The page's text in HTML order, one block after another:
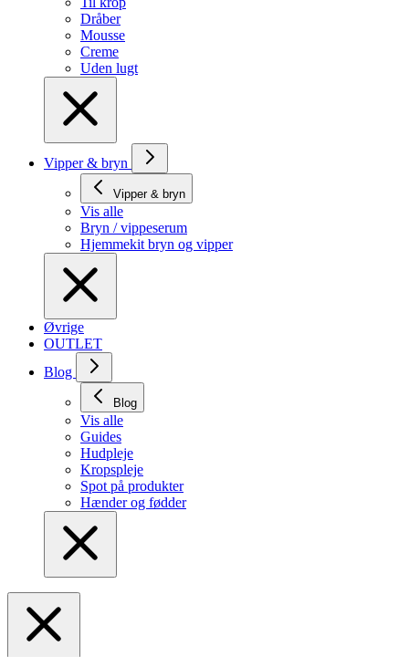
Dråber
Mousse
Creme
Uden lugt
Vipper & bryn
Vipper & bryn
Vis alle
Bryn / vippeserum
Hjemmekit bryn og vipper
Øvrige
OUTLET
Blog
Blog
Vis alle
Guides
Hudpleje
Kropspleje
Spot på produkter
Hænder og fødder